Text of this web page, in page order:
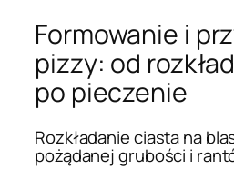
Formowanie i
pizzy: od
po pieczenie
Rozkładanie ciasta na
pożądanej grubości i